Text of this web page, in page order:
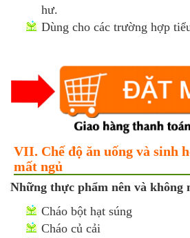
hư.
Dùng cho các trường hợp
VII. Chế độ ăn uống và sinh
mất ngủ
Những thực phẩm nên và không
Cháo bột hạt súng
Cháo củ cải